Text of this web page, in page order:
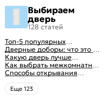
Выбираем
дверь
128 статей
Топ-5 популярных
межкомнатных дверей
Дверные доборы: что это и
зачем они нужны
Какую дверь лучше
поставить в ванную
комнату
Как выбрать межкомнатные
двери: какие
межкомнатные двери
лучше
Способы открывания
межкомнатных дверей (с
фото-примерами)
Eще 123